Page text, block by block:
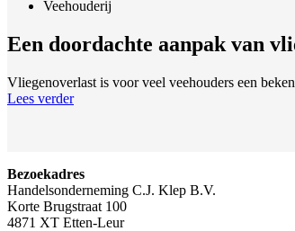
Veehouderij
Een doordachte aanpak van
Vliegenoverlast is voor veel veehouders een
Lees verder
Bezoekadres
Handelsonderneming C.J. Klep B.V.
Korte Brugstraat 100
4871 XT Etten-Leur